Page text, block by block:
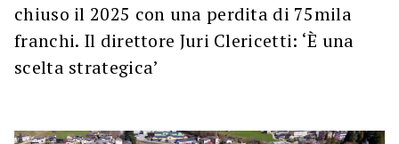
chiuso il 2025 con una perdita di 75mila
franchi. Il direttore Juri Clericetti: ‘È una
scelta strategica’